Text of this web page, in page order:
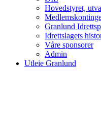
Hovedstyret,
Granlund
Idrettslagets
Våre sponsorer
Admin
Utleie Granlund